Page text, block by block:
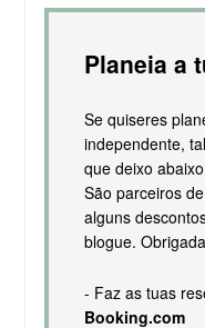
Planeia a
Se quiseres
independente,
que deixo
São parceiros
alguns
blogue.
- Faz as tuas
Booking.com